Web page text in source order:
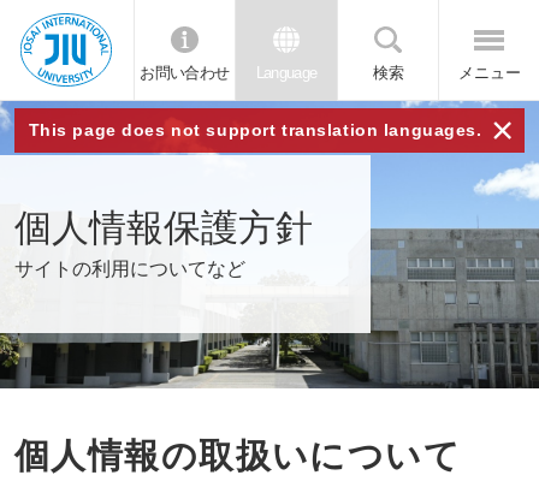
JIU
国際
大学
お問い合わせ Language 検索 メニュー
This page does not support translation languages. ×
個人情報保護方針
サイトの利用についてなど
個人情報の取扱いについて